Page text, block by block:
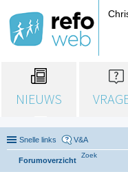
NIEUWS
Snelle links V&A
Forumoverzicht
Zoek